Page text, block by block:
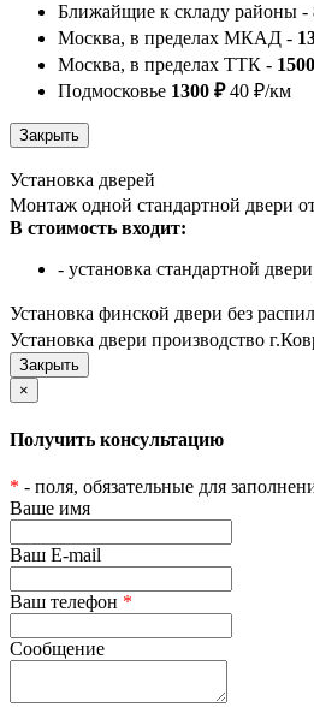
Ближайщие к складу районы -
Москва, в пределах МКАД -
Москва, в пределах ТТК -
Подмосковье 1300 ₽40 ₽/км
Установка дверей
Монтаж одной стандартной двери
В стоимость входит:
- установка стандартной
Установка финской двери без
Установка двери производство
×
Получить консультацию
* - поля, обязательные для
Ваше имя
Ваш E-mail
Ваш телефон *
Сообщение